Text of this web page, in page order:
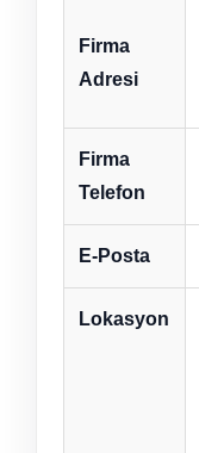
Firma
Adresi
Firma
Telefon
E-Posta
Lokasyon